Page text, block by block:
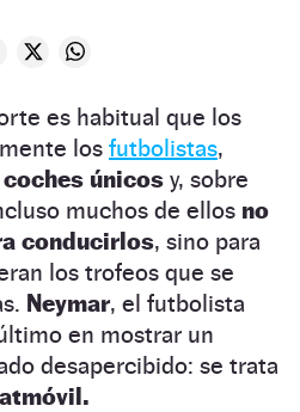
es habitual que los
los futbolistas,
coches únicos y, sobre
muchos de ellos no
conducirlos, sino para
los trofeos que se
Neymar, el futbolista
en mostrar un
desapercibido: se trata